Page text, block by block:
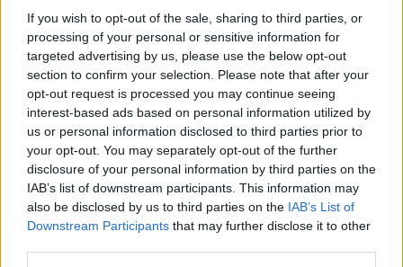
If you wish to opt-out of the sale, sharing to third parties, or
processing of your personal or sensitive information for
targeted advertising by us, please use the below opt-out
section to confirm your selection. Please note that after your
opt-out request is processed you may continue seeing
interest-based ads based on personal information utilized by
us or personal information disclosed to third parties prior to
your opt-out. You may separately opt-out of the further
disclosure of your personal information by third parties on the
IAB’s list of downstream participants. This information may
also be disclosed by us to third parties on the IAB’s List of
Downstream Participants that may further disclose it to other